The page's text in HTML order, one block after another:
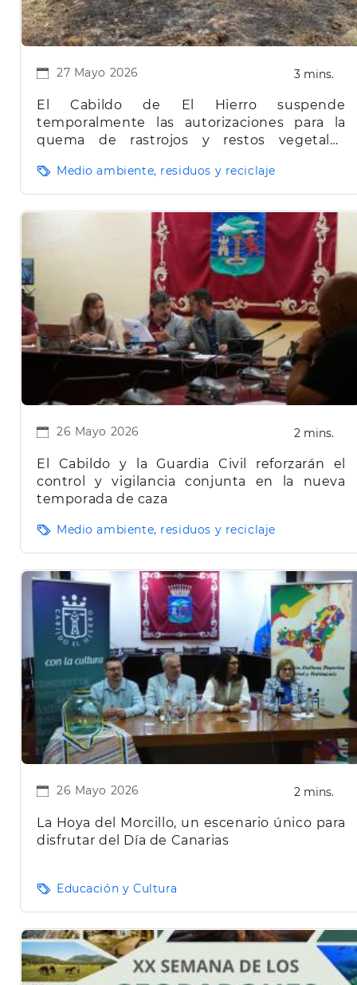
27 Mayo 2026 3 mins.
El Cabildo de El Hierro suspende
temporalmente las autorizaciones para la
quema de rastrojos y restos vegetales
Medio ambiente, residuos y reciclaje
26 Mayo 2026 2 mins.
El Cabildo y la Guardia Civil reforzarán el
control y vigilancia conjunta en la nueva
temporada de caza
Medio ambiente, residuos y reciclaje
26 Mayo 2026 2 mins.
La Hoya del Morcillo, un escenario único para
disfrutar del Día de Canarias
Educación y Cultura